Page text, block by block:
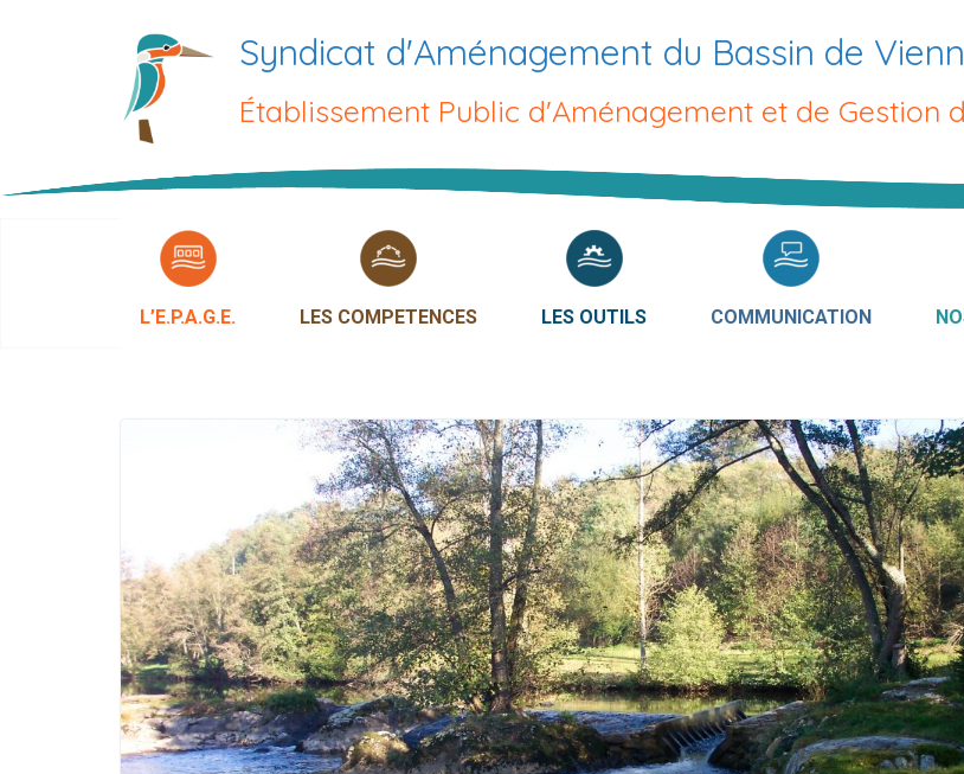
Syndicat d'Aménagement du Bassin de
Établissement Public d'Aménagement et de Gestion
L’E.P.A.G.E. LES COMPETENCES LES OUTILS COMMUNICATION